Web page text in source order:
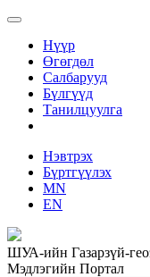
Нүүр
Өгөгдөл
Салбарууд
Бүлгүүд
Танилцуулга
Нэвтрэх
Бүртгүүлэх
MN
EN
ШУА-ийн Газарзүй-
Мэдлэгийн Портал